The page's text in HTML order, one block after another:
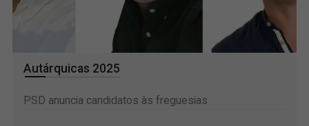
Autárquicas 2025
PSD anuncia candidatos às freguesias